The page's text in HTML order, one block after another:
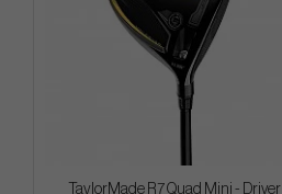
TaylorMade R7 Quad Mini - Driver